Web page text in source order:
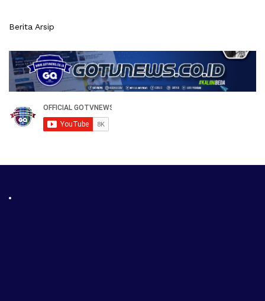
Berita Arsip